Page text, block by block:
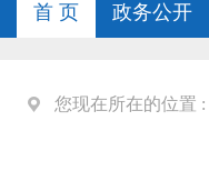
首 页 政务公开
您现在所在的位置 :